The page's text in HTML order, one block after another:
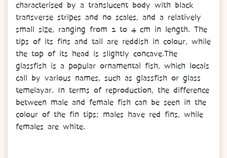
characterised by a translucent body with black
transverse stripes and no scales, and a relatively
small size, ranging from 2 to 4 cm in length. The
tips of its fins and tail are reddish in colour, while
the top of its head is slightly concave.The
glassfish is a popular ornamental fish, which locals
call by various names, such as glassfish or glass
temelayar. In terms of reproduction, the difference
between male and female fish can be seen in the
colour of the fin tips; males have red fins, while
females are white.